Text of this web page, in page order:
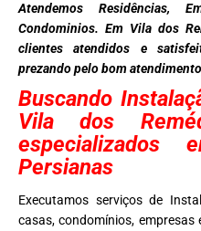
Atendemos Residências,
Condominios. Em Vila dos
clientes atendidos e
prezando pelo bom
Buscando
Vila dos
especializados
Persianas
Executamos serviços de
casas, condomínios,